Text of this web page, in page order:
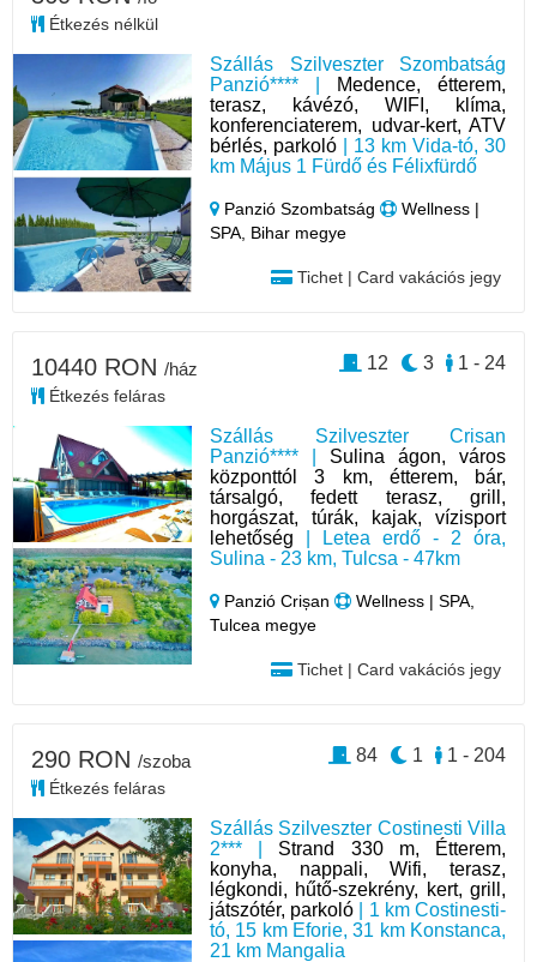
Szállás Szilveszter Szombatság
Panzió**** |
Medence, étterem,
terasz, kávézó, WIFI, klíma,
konferenciaterem, udvar-kert, ATV
bérlés, parkoló | 13 km Vida-tó, 30
km Május 1 Fürdő és Félixfürdő
Panzió Szombatság
Wellness |
SPA, Bihar megye
Tichet | Card vakációs jegy
Étkezés nélkül
Szállás Szilveszter Crisan
Panzió**** | Sulina ágon, város
központtól 3 km, étterem, bár,
társalgó, fedett terasz, grill,
horgászat, túrák, kajak, vízisport
lehetőség | Letea erdő - 2 óra,
Sulina - 23 km, Tulcsa - 47km
Panzió Crișan
Wellness | SPA,
Tulcea megye
Tichet | Card vakációs jegy
10440 RON /ház
Étkezés feláras
1 - 24
3
12
Szállás Szilveszter Costinesti Villa
2*** | Strand 330 m, Étterem,
konyha, nappali, Wifi, terasz,
légkondi, hűtő-szekrény, kert, grill,
játszótér, parkoló | 1 km Costinesti-
tó, 15 km Eforie, 31 km Konstanca,
21 km Mangalia
290 RON /szoba
Étkezés feláras
1 - 204
1
84